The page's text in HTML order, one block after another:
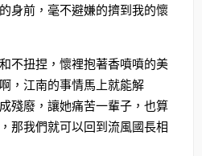
身前，毫不避嫌的擠到我的懷
不扭捏，懷裡抱著香噴噴的美
，江南的事情馬上就能解
廢，讓她痛苦一輩子，也算
那我們就可以回到流風國長相